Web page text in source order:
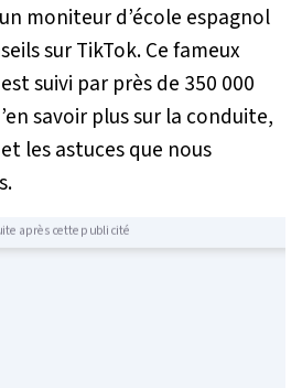
moniteur d’école espagnol
sur TikTok. Ce fameux
suivi par près de 350 000
savoir plus sur la conduite,
les astuces que nous
après cette publicité